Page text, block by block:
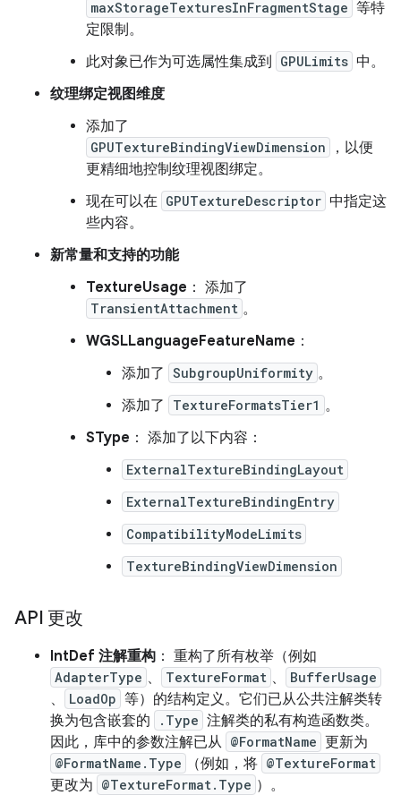
maxStorageTexturesInFragmentStage 等特
定限制。
此对象已作为可选属性集成到
GPULimits 中。
纹理绑定视图维度
添加了
GPUTextureBindingViewDimension
，以便
更精细地控制纹理视图绑定。
现在可以在 GPUTextureDescriptor 中指定这
些内容。
新常量和支持的功能
TextureUsage ： 添加了
TransientAttachment 。
WGSLLanguageFeatureName ：
添加了 SubgroupUniformity 。
添加了
TextureFormatsTier1 。
SType ： 添加了以下内容：
ExternalTextureBindingLayout
ExternalTextureBindingEntry
CompatibilityModeLimits
TextureBindingViewDimension
API 更改
IntDef 注解重构 ： 重构了所有枚举（例如
AdapterType 、 TextureFormat 、 BufferUsage
、 LoadOp 等）的结构定义。它们已从公共注解类转
换为包含嵌套的
.Type 注解类的私有构造函数类。
因此，库中的参数注解已从 @FormatName 更新为
@FormatName.Type （例如，将 @TextureFormat
更改为 @TextureFormat.Type ）。